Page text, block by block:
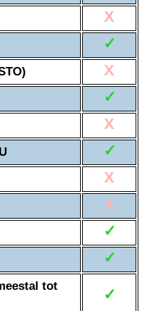
X
✓
X
✓
X
✓
X
X
✓
✓
tot
✓